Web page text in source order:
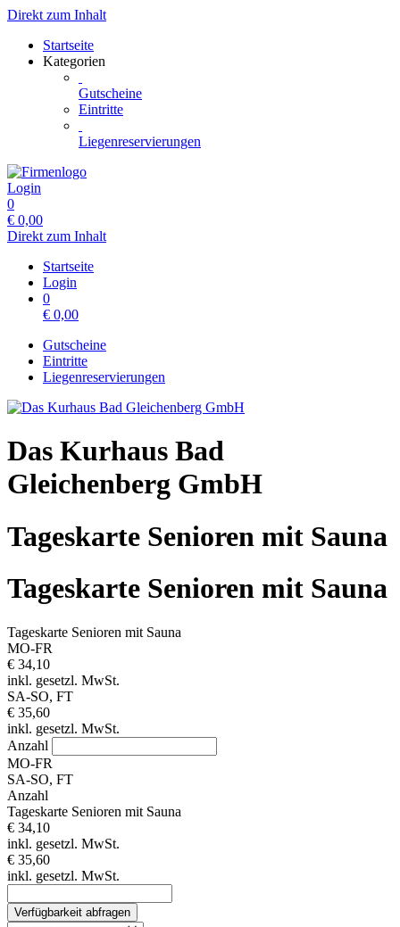
Direkt zum Inhalt
Startseite
Kategorien
Gutscheine
Eintritte
Liegenreservierungen
Login
0
€ 0,00
Direkt zum Inhalt
Startseite
Login
0
€ 0,00
Gutscheine
Eintritte
Liegenreservierungen
Das Kurhaus Bad
Gleichenberg GmbH
Tageskarte Senioren mit Sauna
Tageskarte Senioren mit Sauna
Tageskarte Senioren mit Sauna
MO-FR
€ 34,10
inkl. gesetzl. MwSt.
SA-SO, FT
€ 35,60
inkl. gesetzl. MwSt.
Anzahl
MO-FR
SA-SO, FT
Anzahl
Tageskarte Senioren mit Sauna
€ 34,10
inkl. gesetzl. MwSt.
€ 35,60
inkl. gesetzl. MwSt.
Verfügbarkeit abfragen